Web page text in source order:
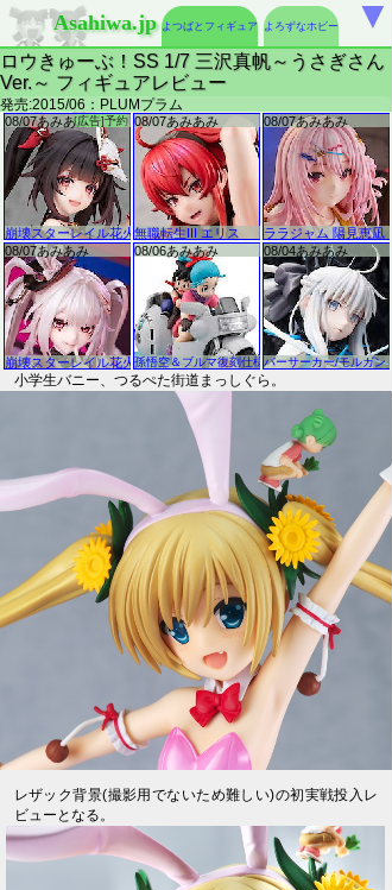
Asahiwa.jp よつばとフィギュア よろずなホビー
ロウきゅーぶ！SS 1/7 三沢真帆～うさぎさん
Ver.～ フィギュアレビュー
発売:2015/06：PLUMプラム
小学生バニー、つるぺた街道まっしぐら。
レザック背景(撮影用でないため難しい)の初実戦投入レ
ビューとなる。
▼